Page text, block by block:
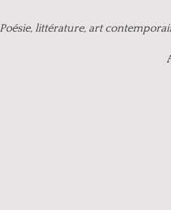
Poésie, littérature, art